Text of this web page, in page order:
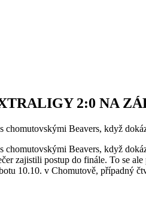
2:0 NA
chomutovskými Beavers, když
chomutovskými Beavers, když
zajistili postup do finále. To se
10.10. v Chomutově, případný